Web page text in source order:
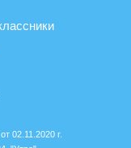
02.11.2020 г.